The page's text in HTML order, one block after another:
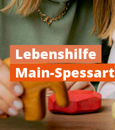
Lebenshilfe
Main-Spessart